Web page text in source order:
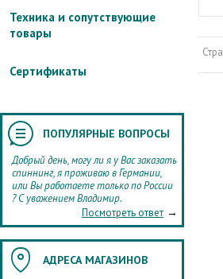
Техника и сопутствующие
товары
Сертификаты
ПОПУЛЯРНЫЕ ВОПРОСЫ
Добрый день, могу ли я у Вас заказать
спиннинг, я проживаю в Германии,
или Вы работаете только по России
? С уважением Владимир.
Посмотреть ответ →
АДРЕСА МАГАЗИНОВ